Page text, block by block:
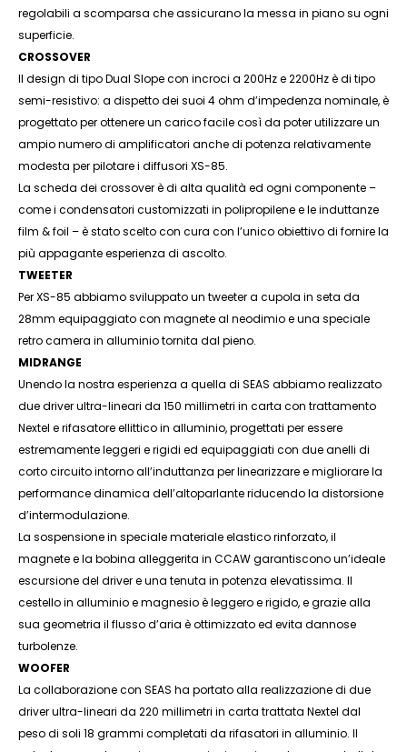
regolabili a scomparsa che assicurano la messa in piano su ogni
superficie.
CROSSOVER
Il design di tipo Dual Slope con incroci a 200Hz e 2200Hz è di tipo
semi-resistivo: a dispetto dei suoi 4 ohm d’impedenza nominale, è
progettato per ottenere un carico facile così da poter utilizzare un
ampio numero di amplificatori anche di potenza relativamente
modesta per pilotare i diffusori XS-85.
La scheda dei crossover è di alta qualità ed ogni componente –
come i condensatori customizzati in polipropilene e le induttanze
film & foil – è stato scelto con cura con l’unico obiettivo di fornire la
più appagante esperienza di ascolto.
TWEETER
Per XS-85 abbiamo sviluppato un tweeter a cupola in seta da
28mm equipaggiato con magnete al neodimio e una speciale
retro camera in alluminio tornita dal pieno.
MIDRANGE
Unendo la nostra esperienza a quella di SEAS abbiamo realizzato
due driver ultra-lineari da 150 millimetri in carta con trattamento
Nextel e rifasatore ellittico in alluminio, progettati per essere
estremamente leggeri e rigidi ed equipaggiati con due anelli di
corto circuito intorno all’induttanza per linearizzare e migliorare la
performance dinamica dell’altoparlante riducendo la distorsione
d’intermodulazione.
La sospensione in speciale materiale elastico rinforzato, il
magnete e la bobina alleggerita in CCAW garantiscono un’ideale
escursione del driver e una tenuta in potenza elevatissima. Il
cestello in alluminio e magnesio è leggero e rigido, e grazie alla
sua geometria il flusso d’aria è ottimizzato ed evita dannose
turbolenze.
WOOFER
La collaborazione con SEAS ha portato alla realizzazione di due
driver ultra-lineari da 220 millimetri in carta trattata Nextel dal
peso di soli 18 grammi completati da rifasatori in alluminio. Il